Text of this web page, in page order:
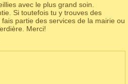
avec le plus grand soin.
Si toutefois tu y trouves des
fais partie des services de la mairie ou
Merci!